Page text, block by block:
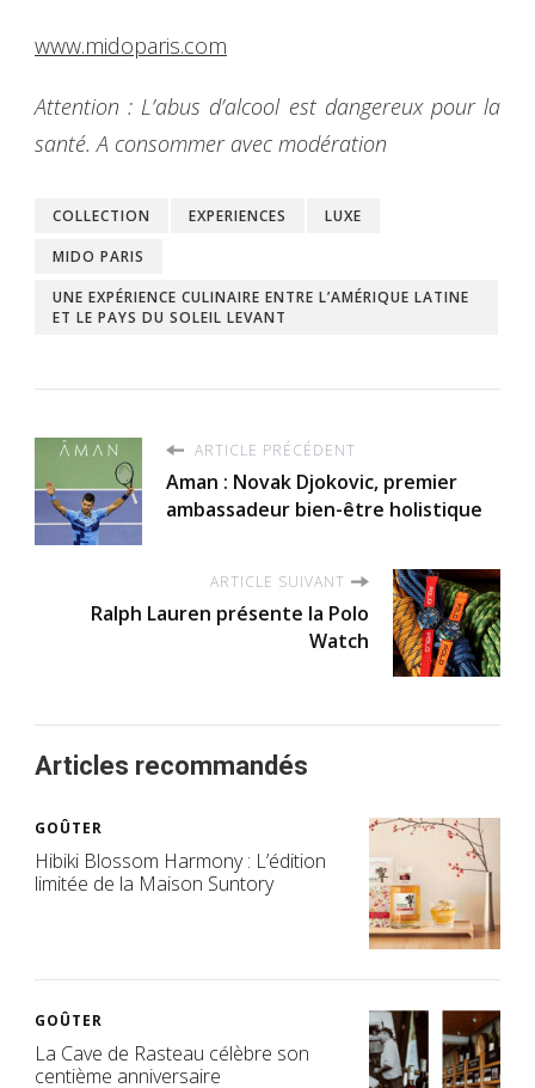
www.midoparis.com
Attention : L’abus d’alcool est dangereux pour la
santé. A consommer avec modération
COLLECTION EXPERIENCES
LUXE
MIDO PARIS
UNE EXPÉRIENCE CULINAIRE ENTRE L’AMÉRIQUE LATINE
ET LE PAYS DU SOLEIL LEVANT
ARTICLE PRÉCÉDENT
Aman : Novak Djokovic, premier
ambassadeur bien-être holistique
ARTICLE SUIVANT
Ralph Lauren présente la Polo
Watch
Articles recommandés
GOÛTER
Hibiki Blossom Harmony : L’édition
limitée de la Maison Suntory
GOÛTER
La Cave de Rasteau célèbre son
centième anniversaire